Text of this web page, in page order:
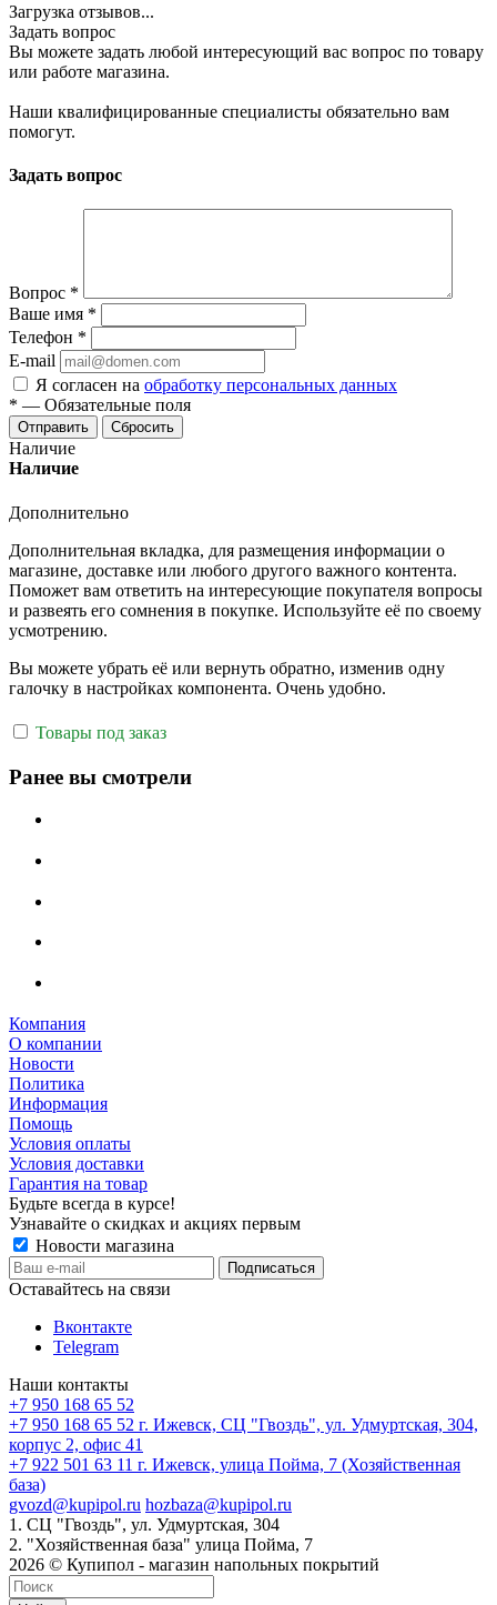
Загрузка отзывов...
Задать вопрос
Вы можете задать любой интересующий вас вопрос по товару
или работе магазина.
Наши квалифицированные специалисты обязательно вам
помогут.
Задать вопрос
Вопрос *
Ваше имя *
Телефон *
E-mail
Я согласен на обработку персональных данных
* — Обязательные поля
Отправить Сбросить
Наличие
Наличие
Дополнительно
Дополнительная вкладка, для размещения информации о
магазине, доставке или любого другого важного контента.
Поможет вам ответить на интересующие покупателя вопросы
и развеять его сомнения в покупке. Используйте её по своему
усмотрению.
Вы можете убрать её или вернуть обратно, изменив одну
галочку в настройках компонента. Очень удобно.
Товары под заказ
Ранее вы смотрели
Компания
О компании
Новости
Политика
Информация
Помощь
Условия оплаты
Условия доставки
Гарантия на товар
Будьте всегда в курсе!
Узнавайте о скидках и акциях первым
Новости магазина
Оставайтесь на связи
Вконтакте
Telegram
Наши контакты
+7 950 168 65 52
+7 950 168 65 52 г. Ижевск, СЦ "Гвоздь", ул. Удмуртская, 304,
корпус 2, офис 41
+7 922 501 63 11 г. Ижевск, улица Пойма, 7 (Хозяйственная
база)
gvozd@kupipol.ru hozbaza@kupipol.ru
1. СЦ "Гвоздь", ул. Удмуртская, 304
2. "Хозяйственная база" улица Пойма, 7
2026 © Купипол - магазин напольных покрытий